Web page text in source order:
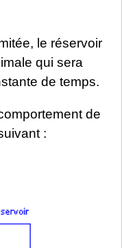
le réservoir
qui sera
de temps.
de
: